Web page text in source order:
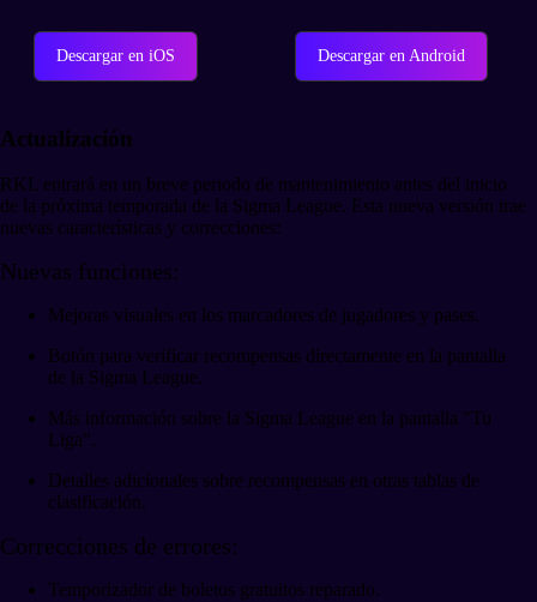
Descargar en iOS Descargar en Android
Actualización
RKL entrará en un breve periodo de mantenimiento antes del inicio
de la próxima temporada de la Sigma League. Esta nueva versión trae
nuevas características y correcciones:
Nuevas funciones:
Mejoras visuales en los marcadores de jugadores y pases.
Botón para verificar recompensas directamente en la pantalla
de la Sigma League.
Más información sobre la Sigma League en la pantalla "Tu
Liga".
Detalles adicionales sobre recompensas en otras tablas de
clasificación.
Correcciones de errores:
Temporizador de boletos gratuitos reparado.